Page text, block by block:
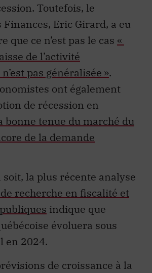
Toutefois, le
Eric Girard, a eu
que ce n’est pas le cas «
de l’activité
pas généralisée ».
ont également
de récession en
bonne tenue du marché du
de la demande
soit, la plus récente analyse
recherche en fiscalité et
indique que
évoluera sous
en 2024.
de croissance à la